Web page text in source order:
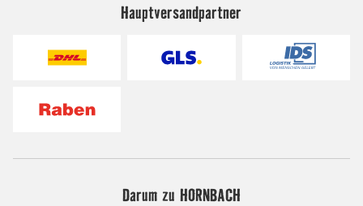
Hauptversandpartner
Darum zu HORNBACH